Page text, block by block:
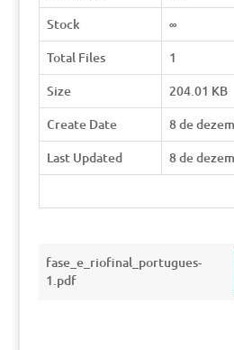
Stock
∞
Total Files
1
Size
204.01 KB
Create Date
8 de
Last Updated
8 de
fase_e_riofinal_portugues-
1.pdf